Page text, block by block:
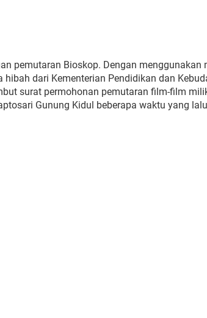
pemutaran Bioskop. Dengan menggunakan
dari Kementerian Pendidikan dan
surat permohonan pemutaran film-film
Gunung Kidul beberapa waktu yang